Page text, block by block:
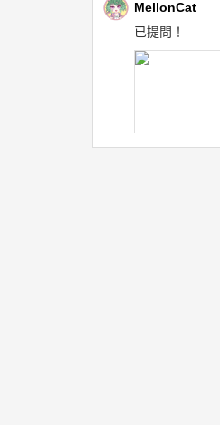
MellonCat
已提問！